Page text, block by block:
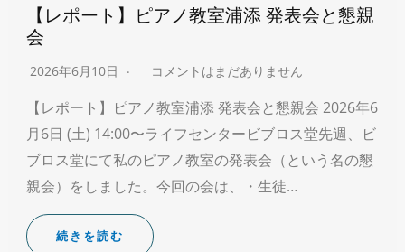
【レポート】ピアノ教室浦添 発表会と懇親
会
2026年6月10日 コメントはまだありません
【レポート】ピアノ教室浦添 発表会と懇親会 2026年6
月6日 (土) 14:00〜ライフセンタービブロス堂先週、ビ
ブロス堂にて私のピアノ教室の発表会（という名の懇
親会）をしました。今回の会は、・生徒…
続きを読む